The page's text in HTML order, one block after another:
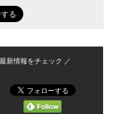
新情報をチェック ／